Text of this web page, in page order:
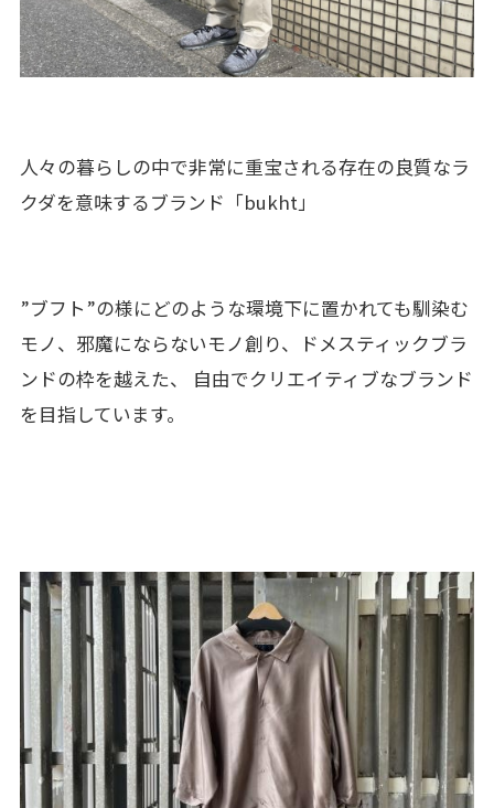
人々の暮らしの中で非常に重宝される存在の良質なラ
クダを意味するブランド「bukht」
”ブフト”の様にどのような環境下に置かれても馴染む
モノ、邪魔にならないモノ創り、ドメスティックブラ
ンドの枠を越えた、 自由でクリエイティブなブランド
を目指しています。